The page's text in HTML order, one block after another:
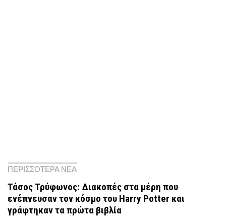
ΠΕΡΙΣΣΟΤΕΡΑ ΝΕΑ
Τάσος Τρύφωνος: Διακοπές στα μέρη που
ενέπνευσαν τον κόσμο του Harry Potter και
γράφτηκαν τα πρώτα βιβλία